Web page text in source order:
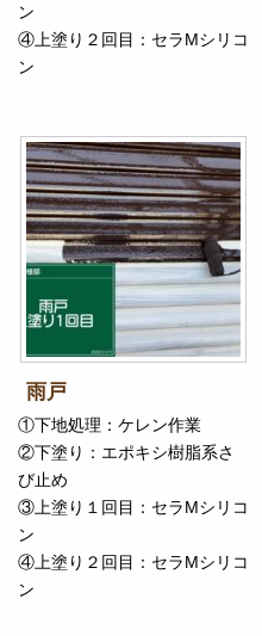
ン
④上塗り２回目：セラMシリコ
ン
雨戸
①下地処理：ケレン作業
②下塗り：エポキシ樹脂系さ
び止め
③上塗り１回目：セラMシリコ
ン
④上塗り２回目：セラMシリコ
ン